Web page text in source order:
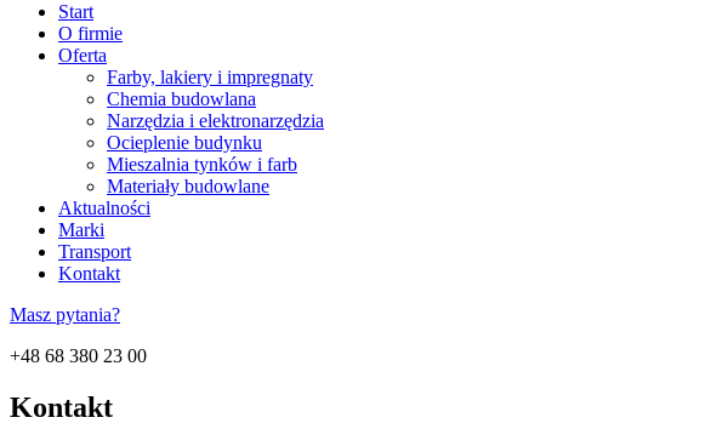
Start
O firmie
Oferta
Farby, lakiery i impregnaty
Chemia budowlana
Narzędzia i elektronarzędzia
Ocieplenie budynku
Mieszalnia tynków i farb
Materiały budowlane
Aktualności
Marki
Transport
Kontakt
Masz pytania?
+48 68 380 23 00
Kontakt